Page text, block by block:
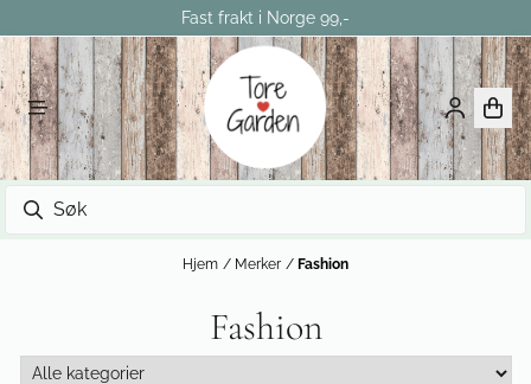
Fast frakt i Norge 99,-
Hjem / Merker / Fashion
Fashion